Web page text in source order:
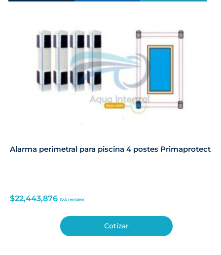
Alarma perimetral para piscina 4 postes Primaprotect
$22,443,876 IVA Incluido
Cotizar